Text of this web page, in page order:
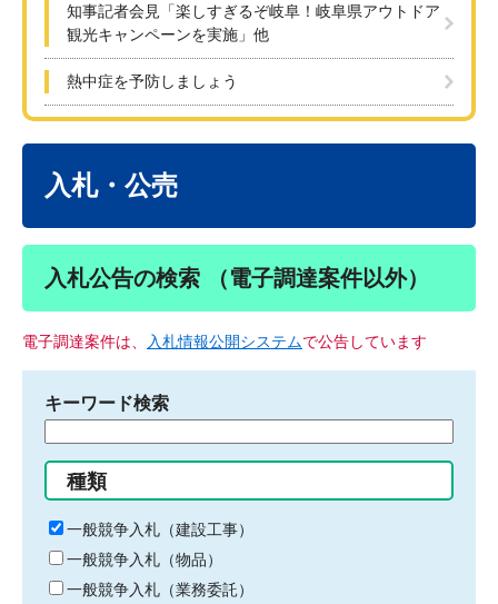
知事記者会見「楽しすぎるぞ岐阜！岐阜県アウトドア
観光キャンペーンを実施」他
熱中症を予防しましょう
入札・公売
入札公告の検索 （電子調達案件以外）
電子調達案件は、 入札情報公開システムで公告しています
キーワード検索
る
キ
ー
ワ
ー
種類
一般競争入札（建設工事）
一般競争入札（物品）
一般競争入札（業務委託）